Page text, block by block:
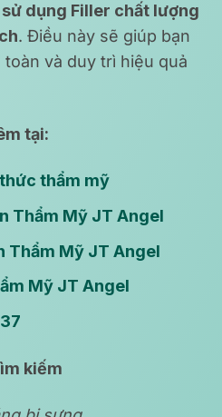
dụng Filler chất lượng
. Điều này sẽ giúp bạn
và duy trì hiệu quả
tại:
thẩm mỹ
Thẩm Mỹ JT Angel
Thẩm Mỹ JT Angel
Mỹ JT Angel
kiếm